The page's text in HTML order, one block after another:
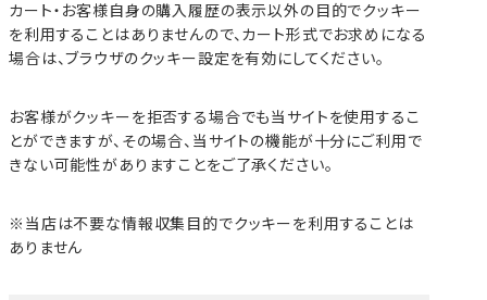
カート・お客様自身の購入履歴の表示以外の目的でクッキー
を利用することはありませんので、カート形式でお求めになる
場合は、ブラウザのクッキー設定を有効にしてください。
お客様がクッキーを拒否する場合でも当サイトを使用するこ
とができますが、その場合、当サイトの機能が十分にご利用で
きない可能性がありますことをご了承ください。
※当店は不要な情報収集目的でクッキーを利用することは
ありません